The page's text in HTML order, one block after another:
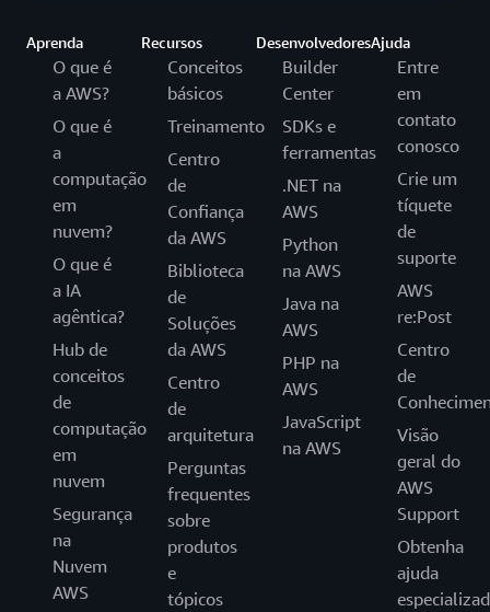
Aprenda
O que é
a AWS?
O que é
a
computação
em
nuvem?
O que é
a IA
agêntica?
Hub de
conceitos
de
computação
em
nuvem
Segurança
na
Nuvem
AWS
Recursos
Conceitos
básicos
Treinamento
Centro
de
Confiança
da AWS
Biblioteca
de
Soluções
da AWS
Centro
de
arquitetura
Perguntas
frequentes
sobre
produtos
e
tópicos
Desenvolvedores
Builder
Center
SDKs e
ferramentas
.NET na
AWS
Python
na AWS
Java na
AWS
PHP na
AWS
JavaScript
na AWS
Ajuda
Entre
em
contato
conosco
Crie um
tíquete
de
suporte
AWS
re:Post
Centro
de
Visão
geral do
AWS
Support
Obtenha
ajuda